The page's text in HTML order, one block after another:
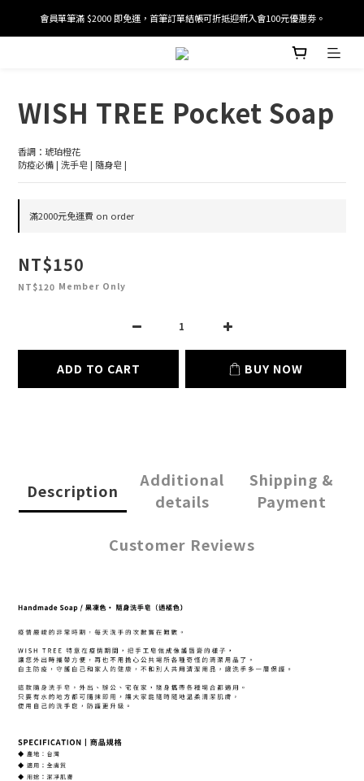
加入/驗證會員並綁定電話號碼，即可獲得百元購物金2張。
會員單筆滿 $2000 即免運，首筆訂單結帳可折抵迎新入會100元優惠劵。
加入/驗證會員並綁定電話號碼，即可獲得百元購物金2張。
WISH TREE Pocket Soap
香調：琥珀橙花
防疫必備 | 洗手皂 | 隨身皂 |
滿2000元免運費 on order
NT$150
NT$120 Member Only
ADD TO CART BUY NOW
Description
Additional
details
Shipping &
Payment
Customer Reviews